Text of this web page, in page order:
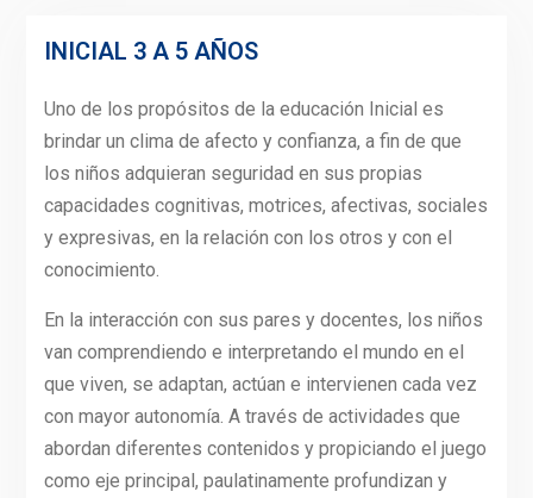
INICIAL 3 A 5 AÑOS
Uno de los propósitos de la educación Inicial es
brindar un clima de afecto y confianza, a fin de que
los niños adquieran seguridad en sus propias
capacidades cognitivas, motrices, afectivas, sociales
y expresivas, en la relación con los otros y con el
conocimiento.
En la interacción con sus pares y docentes, los niños
van comprendiendo e interpretando el mundo en el
que viven, se adaptan, actúan e intervienen cada vez
con mayor autonomía. A través de actividades que
abordan diferentes contenidos y propiciando el juego
como eje principal, paulatinamente profundizan y